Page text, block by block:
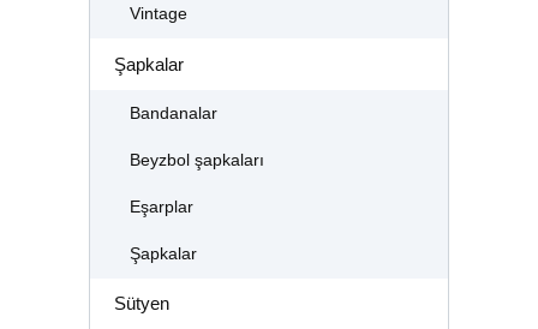
Vintage
Şapkalar
Bandanalar
Beyzbol şapkaları
Eşarplar
Şapkalar
Sütyen